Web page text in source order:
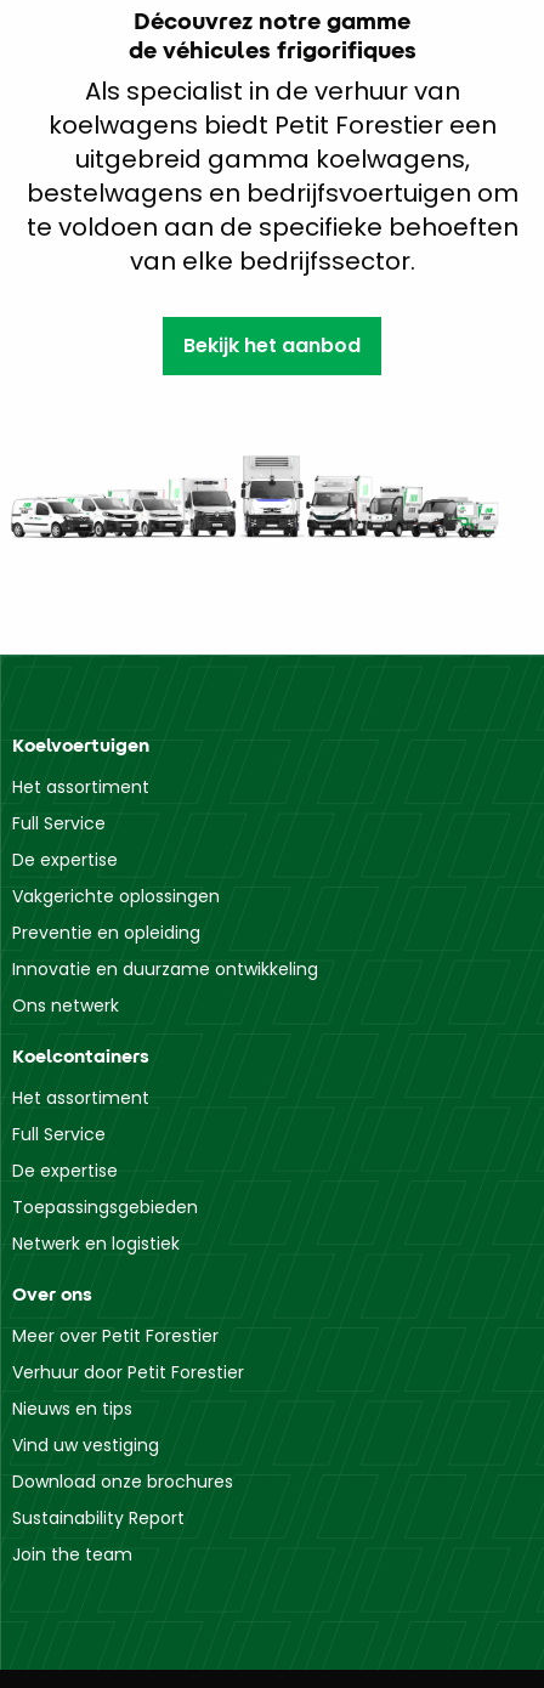
Découvrez notre gamme
de véhicules frigorifiques
Als specialist in de verhuur van
koelwagens biedt Petit Forestier een
uitgebreid gamma koelwagens,
bestelwagens en bedrijfsvoertuigen om
te voldoen aan de specifieke behoeften
van elke bedrijfssector.
Bekijk het aanbod
Koelvoertuigen
Het assortiment
Full Service
De expertise
Vakgerichte oplossingen
Preventie en opleiding
Innovatie en duurzame ontwikkeling
Ons netwerk
Koelcontainers
Het assortiment
Full Service
De expertise
Toepassingsgebieden
Netwerk en logistiek
Over ons
Meer over Petit Forestier
Verhuur door Petit Forestier
Nieuws en tips
Vind uw vestiging
Download onze brochures
Sustainability Report
Join the team